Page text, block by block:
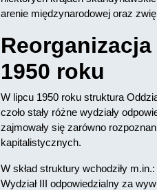
arenie międzynarodowej oraz
1950 roku
W lipcu 1950 roku struktura
czoło stały różne wydziały
zajmowały się zarówno
kapitalistycznych.
W skład struktury wchodziły
Wydział III odpowiedzialny za